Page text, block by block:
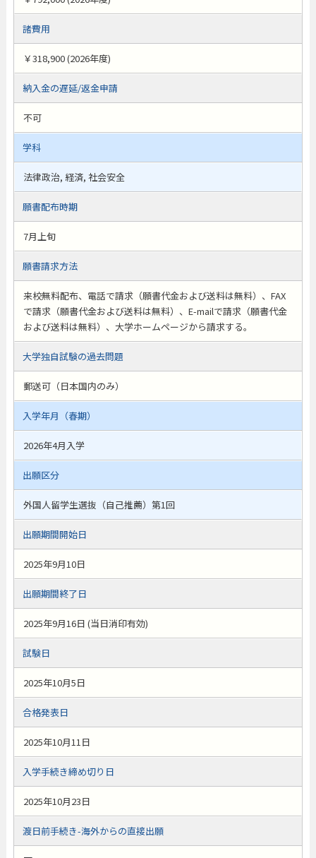
諸費用
￥318,900 (2026年度)
納入金の遅延/返金申請
不可
学科
法律政治, 経済, 社会安全
願書配布時期
7月上旬
願書請求方法
来校無料配布、電話で請求（願書代金および送料は無料）、FAX
で請求（願書代金および送料は無料）、E-mailで請求（願書代金
および送料は無料）、大学ホームページから請求する。
大学独自試験の過去問題
郵送可（日本国内のみ）
入学年月（春期）
2026年4月入学
出願区分
外国人留学生選抜（自己推薦）第1回
出願期間開始日
2025年9月10日
出願期間終了日
2025年9月16日 (当日消印有効)
試験日
2025年10月5日
合格発表日
2025年10月11日
入学手続き締め切り日
2025年10月23日
渡日前手続き-海外からの直接出願